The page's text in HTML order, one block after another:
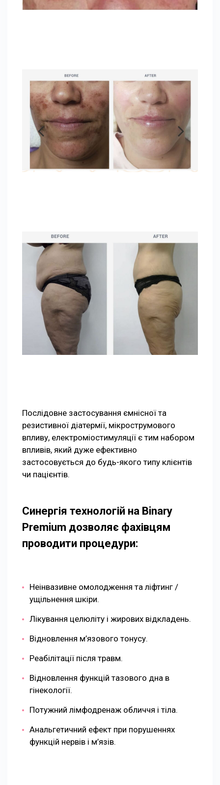
Послідовне застосування ємнісної та
резистивної діатермії, мікрострумового
впливу, електроміостимуляції є тим набором
впливів, який дуже ефективно
застосовується до будь-якого типу клієнтів
чи пацієнтів.
Синергія технологій на Binary
Premium дозволяє фахівцям
проводити процедури:
Неінвазивне омолодження та ліфтинг /
ущільнення шкіри.
Лікування целюліту і жирових відкладень.
Відновлення м’язового тонусу.
Реабілітації після травм.
Відновлення функцій тазового дна в
гінекології.
Потужний лімфодренаж обличчя і тіла.
Анальгетичний ефект при порушеннях
функцій нервів і м’язів.